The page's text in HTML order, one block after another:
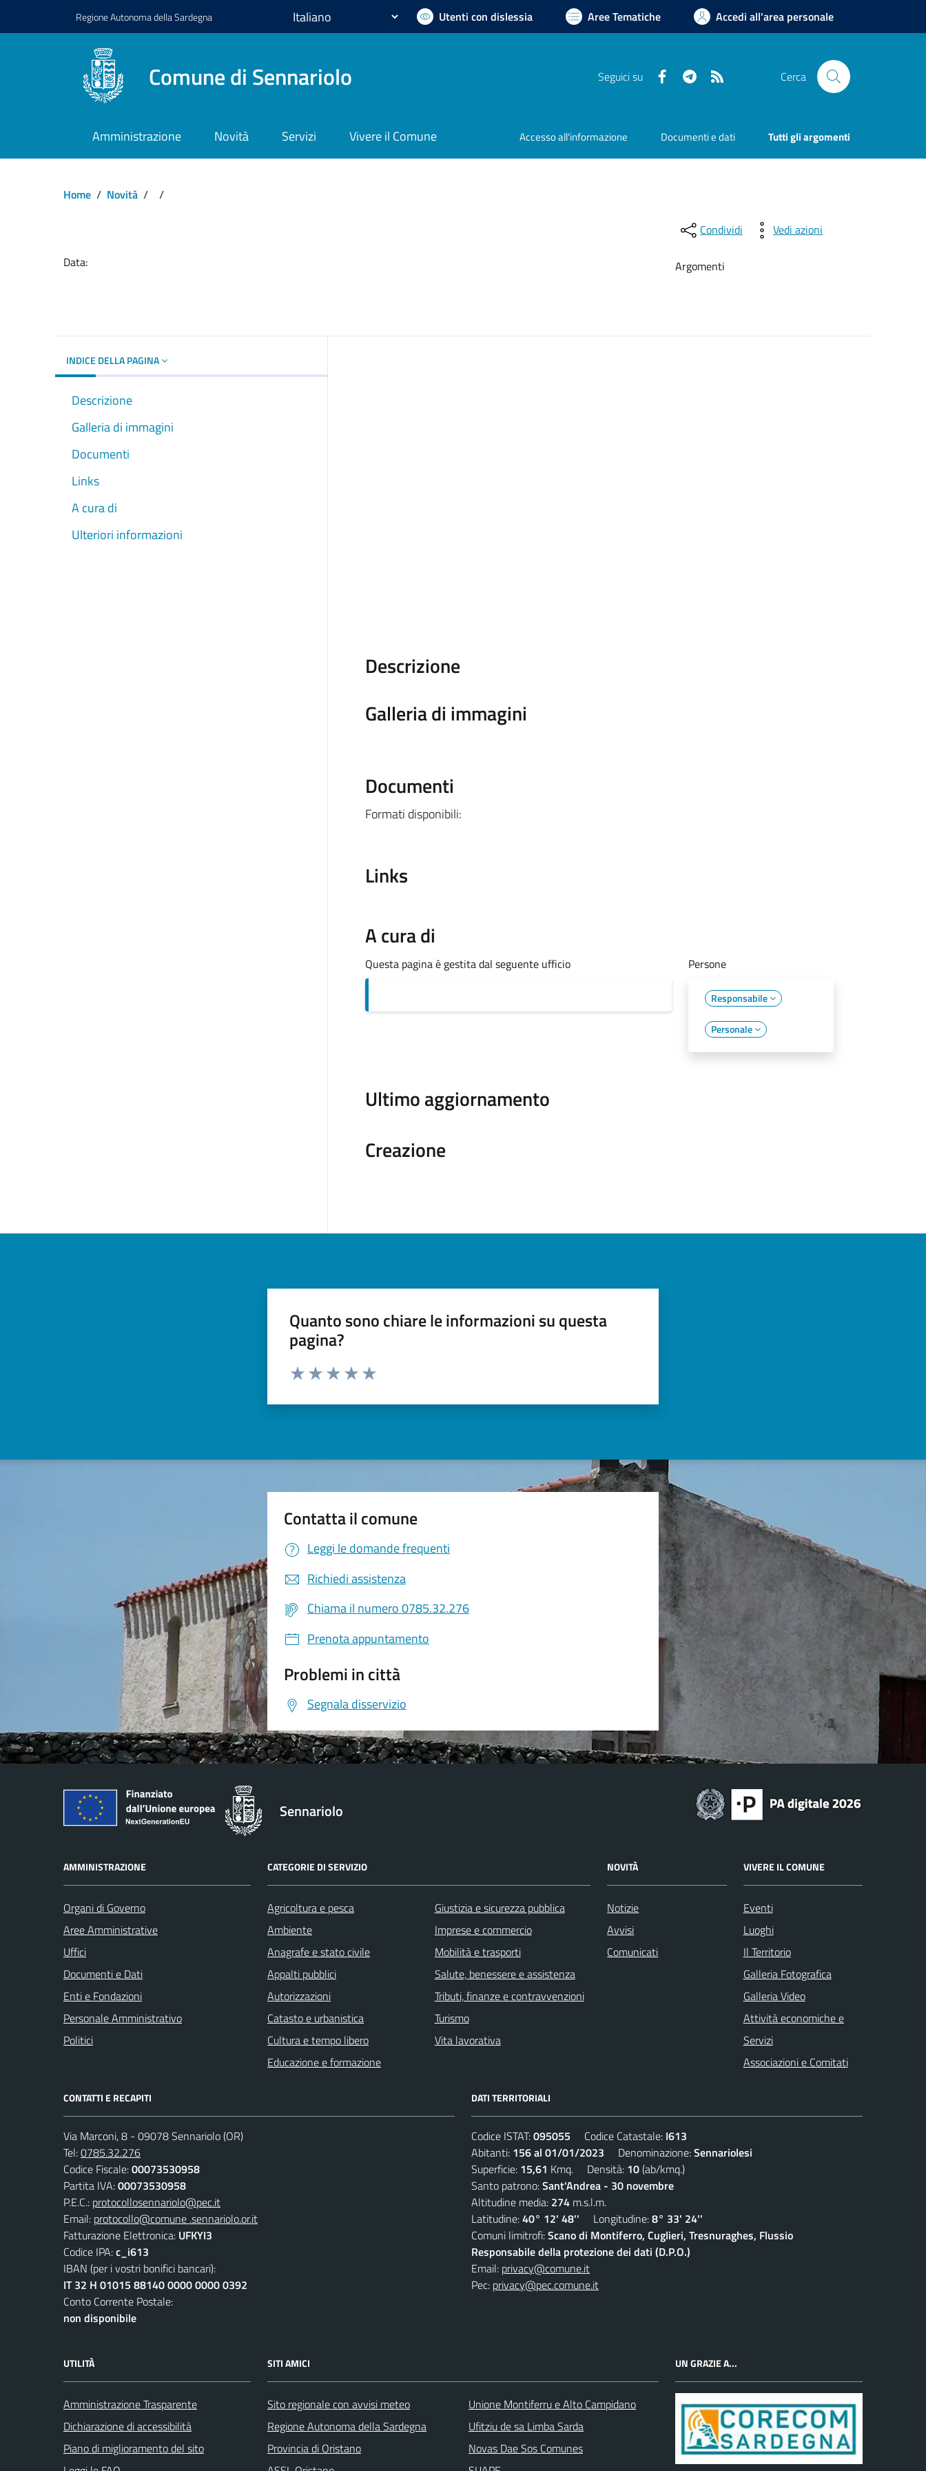
RegioneAutonoma dellaSardegna Utenti con dislessia Aree Tematiche Accedi all'area personale
Comune di Sennariolo Seguici su FacebookTelegram Cerca
Amministrazione Novità Servizi Vivere il Comune Accesso all'informazione Documenti e dati Tutti gli argomenti
Home / Novità / /
Data:
Condividi Vedi azioni
Argomenti
INDICE DELLA PAGINA
Descrizione
Galleria di immagini
Documenti
Links
A cura di
Ulteriori informazioni
Descrizione
Galleria di immagini
Documenti
Formati disponibili:
Links
A cura di
Questa pagina è gestita dal seguente ufficio Persone
Responsabile
Personale
Ultimo aggiornamento
Creazione
Quanto sono chiare le informazioni su questa
pagina?
Valuta da 1 a 5 stelle la pagina
Contatta il comune
Leggi le domande frequenti
Richiedi assistenza
Chiama il numero 0785.32.276
Prenota appuntamento
Problemi in città
Segnala disservizio
Sennariolo
AMMINISTRAZIONE
Organi di Governo
Aree Amministrative
Uffici
Documenti e Dati
Enti e Fondazioni
Personale Amministrativo
Politici
CATEGORIE DI SERVIZIO
Agricoltura e pesca
Ambiente
Anagrafe e stato civile
Appalti pubblici
Autorizzazioni
Catasto e urbanistica
Cultura e tempo libero
Educazione e formazione
Giustizia e sicurezza pubblica
Imprese e commercio
Mobilità e trasporti
Salute, benessere e assistenza
Tributi, finanze e contravvenzioni
Turismo
Vita lavorativa
NOVITÀ
Notizie
Avvisi
Comunicati
VIVERE IL COMUNE
Eventi
Luoghi
Il Territorio
Galleria Fotografica
Galleria Video
Attività economiche e
Servizi
Associazioni e Comitati
CONTATTI E RECAPITI
Via Marconi, 8 - 09078 Sennariolo (OR)
Tel:0785.32.276
Codice Fiscale:00073530958
Partita IVA:00073530958
P.E.C.: protocollosennariolo@pec.it
Email: protocollo@comune .sennariolo.or.it
Fatturazione Elettronica: UFKYI3
Codice IPA:c_i613
IBAN (per i vostri bonifici bancari):
IT 32 H 01015 88140 0000 0000 0392
Conto Corrente Postale:
non disponibile
DATI TERRITORIALI
Codice ISTAT:095055 Codice Catastale: I613
Abitanti: 156 al 01/01/2023 Denominazione:Sennariolesi
Superficie: 15,61 Kmq. Densità: 10(ab/kmq.)
Santo patrono:Sant'Andrea - 30 novembre
Altitudine media: 274 m.s.l.m.
Latitudine:40° 12' 48'' Longitudine:8° 33' 24''
Comuni limitrofi:Scano di Montiferro, Cuglieri, Tresnuraghes, Flussio
Responsabile della protezione dei dati (D.P.O.)
Email: privacy@comune.it
Pec: privacy@pec.comune.it
UTILITÀ
Amministrazione Trasparente
Dichiarazione di accessibilità
Piano di miglioramento del sito
SITI AMICI
Sito regionale con avvisi meteo
Regione Autonoma della Sardegna
Provincia di Oristano
Unione Montiferru e Alto Campidano
Ufitziu de sa Limba Sarda
Novas Dae Sos Comunes
UN GRAZIE A...